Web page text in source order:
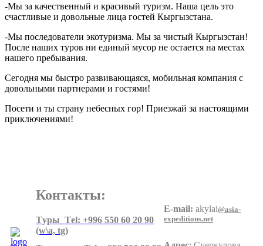
-Мы за качественный и красивый туризм. Наша цель это
счастливые и довольные лица гостей Кыргызстана.
-Мы последователи экотуризма. Мы за чистый Кыргызстан!
После наших туров ни единый мусор не остается на местах
нашего пребывания.
Сегодня мы быстро развивающаяся, мобильная компания с
довольными партнерами и гостями!
Посети и ты страну небесных гор! Приезжай за настоящими
приключениями!
Контакты:
Tуры Тel: +996 550 60 20 90
(w\a, tg)
E-mail: akylai@asia-
expeditions.net